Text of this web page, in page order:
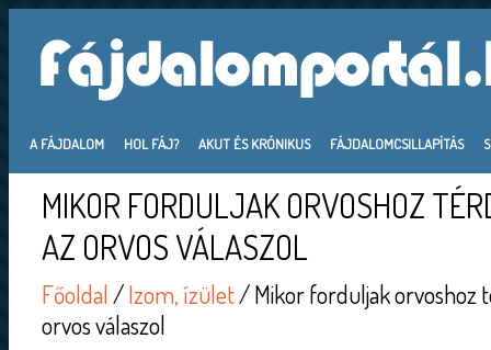
A FÁJDALOM HOL FÁJ? AKUT ÉS KRÓNIKUS FÁJDALOMCSILLAPÍTÁS
MIKOR FORDULJAK ORVOSHOZ
AZ ORVOS VÁLASZOL
Főoldal/Izom, ízület/ Mikor forduljak orvoshoz
orvos válaszol